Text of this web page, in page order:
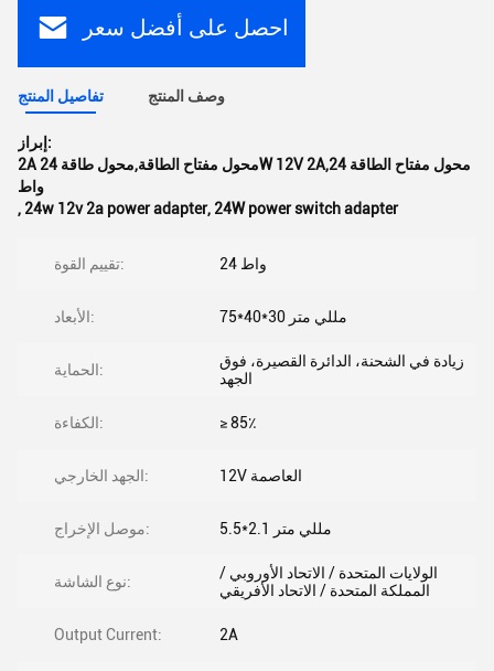
احصل على أفضل سعر
تفاصيل المنتج وصف المنتج
إبراز:
2A محول مفتاح الطاقة,محول طاقة 24W 12V 2A,محول مفتاح الطاقة 24
واط
, 24w 12v 2a power adapter, 24W power switch adapter
تقييم القوة: 24 واط
الأبعاد: 75*40*30 مللي متر
الحماية:
زيادة في الشحنة، الدائرة القصيرة، فوق
الجهد
الكفاءة: ≥ 85٪
الجهد الخارجي: 12V العاصمة
موصل الإخراج: 5.5*2.1 مللي متر
نوع الشاشة:
الولايات المتحدة / الاتحاد الأوروبي /
المملكة المتحدة / الاتحاد الأفريقي
Output Current: 2A